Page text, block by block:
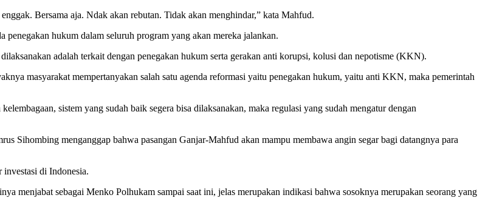
Bersama aja. Ndak akan rebutan. Tidak akan menghindar,” kata Mahfud.
hukum dalam seluruh program yang akan mereka jalankan.
adalah terkait dengan penegakan hukum serta gerakan anti korupsi, kolusi dan nepotisme (KKN).
masyarakat mempertanyakan salah satu agenda reformasi yaitu penegakan hukum, yaitu anti KKN, maka pemerintah
sistem yang sudah baik segera bisa dilaksanakan, maka regulasi yang sudah mengatur dengan
Sihombing menganggap bahwa pasangan Ganjar-Mahfud akan mampu membawa angin segar bagi datangnya para
investasi di Indonesia.
menjabat sebagai Menko Polhukam sampai saat ini, jelas merupakan indikasi bahwa sosoknya merupakan seorang yang